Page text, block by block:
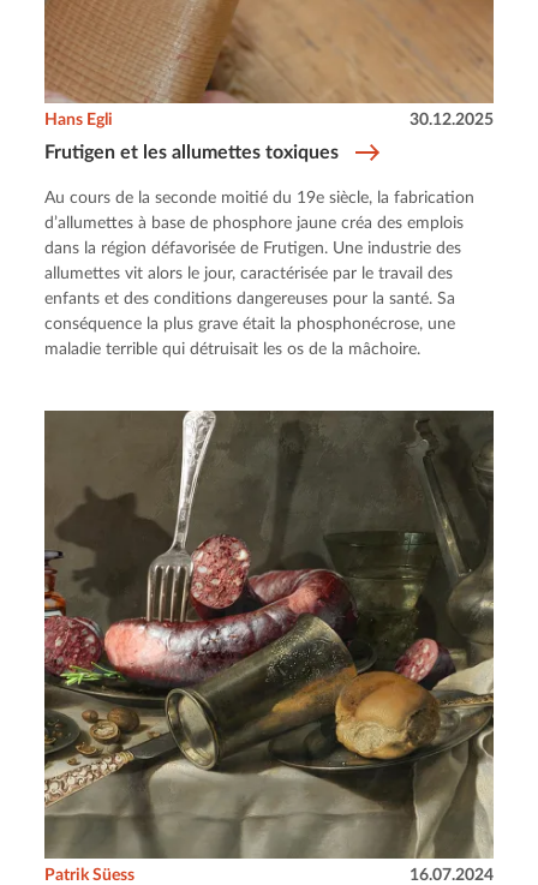
Frutigen et les allumettes toxiques
Hans Egli 30.12.2025
Au cours de la seconde moitié du 19e siècle, la fabrication
d’allumettes à base de phosphore jaune créa des emplois
dans la région défavorisée de Frutigen. Une industrie des
allumettes vit alors le jour, caractérisée par le travail des
enfants et des conditions dangereuses pour la santé. Sa
conséquence la plus grave était la phosphonécrose, une
maladie terrible qui détruisait les os de la mâchoire.
Patrik Süess 16.07.2024